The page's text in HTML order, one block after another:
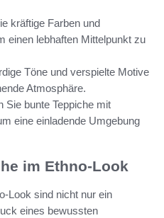
kräftige Farben und
einen lebhaften Mittelpunkt zu
Töne und verspielte Motive
Atmosphäre.
Sie bunte Teppiche mit
eine einladende Umgebung
im Ethno-Look
Look sind nicht nur ein
eines bewussten